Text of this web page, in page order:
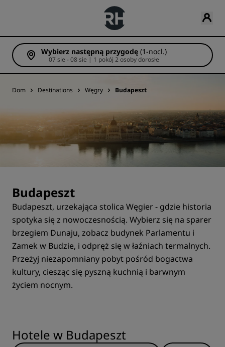
Wybierz następną przygodę (1-nocl.)
07 sie - 08 sie | 1 pokój 2 osoby dorosłe
Dom Destinations Węgry Budapeszt
Budapeszt
Budapeszt, urzekająca stolica Węgier - gdzie historia
spotyka się z nowoczesnością. Wybierz się na sparer
brzegiem Dunaju, zobacz budynek Parlamentu i
Zamek w Budzie, i odpręż się w łaźniach termalnych.
Przeżyj niezapomniany pobyt pośród bogactwa
kultury, ciesząc się pyszną kuchnią i barwnym
życiem nocnym.
Hotele w Budapeszt